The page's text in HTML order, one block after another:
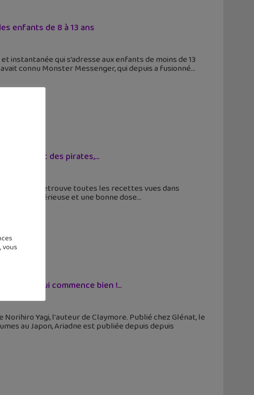
enfants de 8 à 13 ans
qui s’adresse aux enfants de moins de 13
connu Monster Messenger, qui depuis a fusionné
avec des pirates,...
on retrouve toutes les recettes vues dans
île mystérieuse et une bonne dose
fantasy qui commence bien !...
Yagi, l'auteur de Claymore. Publié chez Glénat, le
au Japon, Ariadne est publiée depuis depuis
vous